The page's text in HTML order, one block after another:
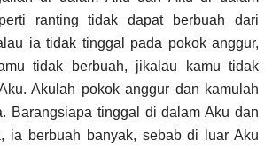
ranting tidak dapat berbuah dari
ia tidak tinggal pada pokok anggur,
tidak berbuah, jikalau kamu tidak
Akulah pokok anggur dan kamulah
Barangsiapa tinggal di dalam Aku dan
ia berbuah banyak, sebab di luar Aku